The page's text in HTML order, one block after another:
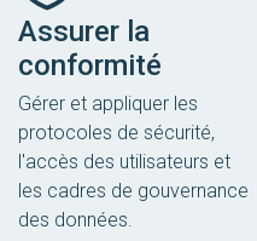
Assurer la
conformité
Gérer et appliquer les
protocoles de sécurité,
l'accès des utilisateurs et
les cadres de gouvernance
des données.